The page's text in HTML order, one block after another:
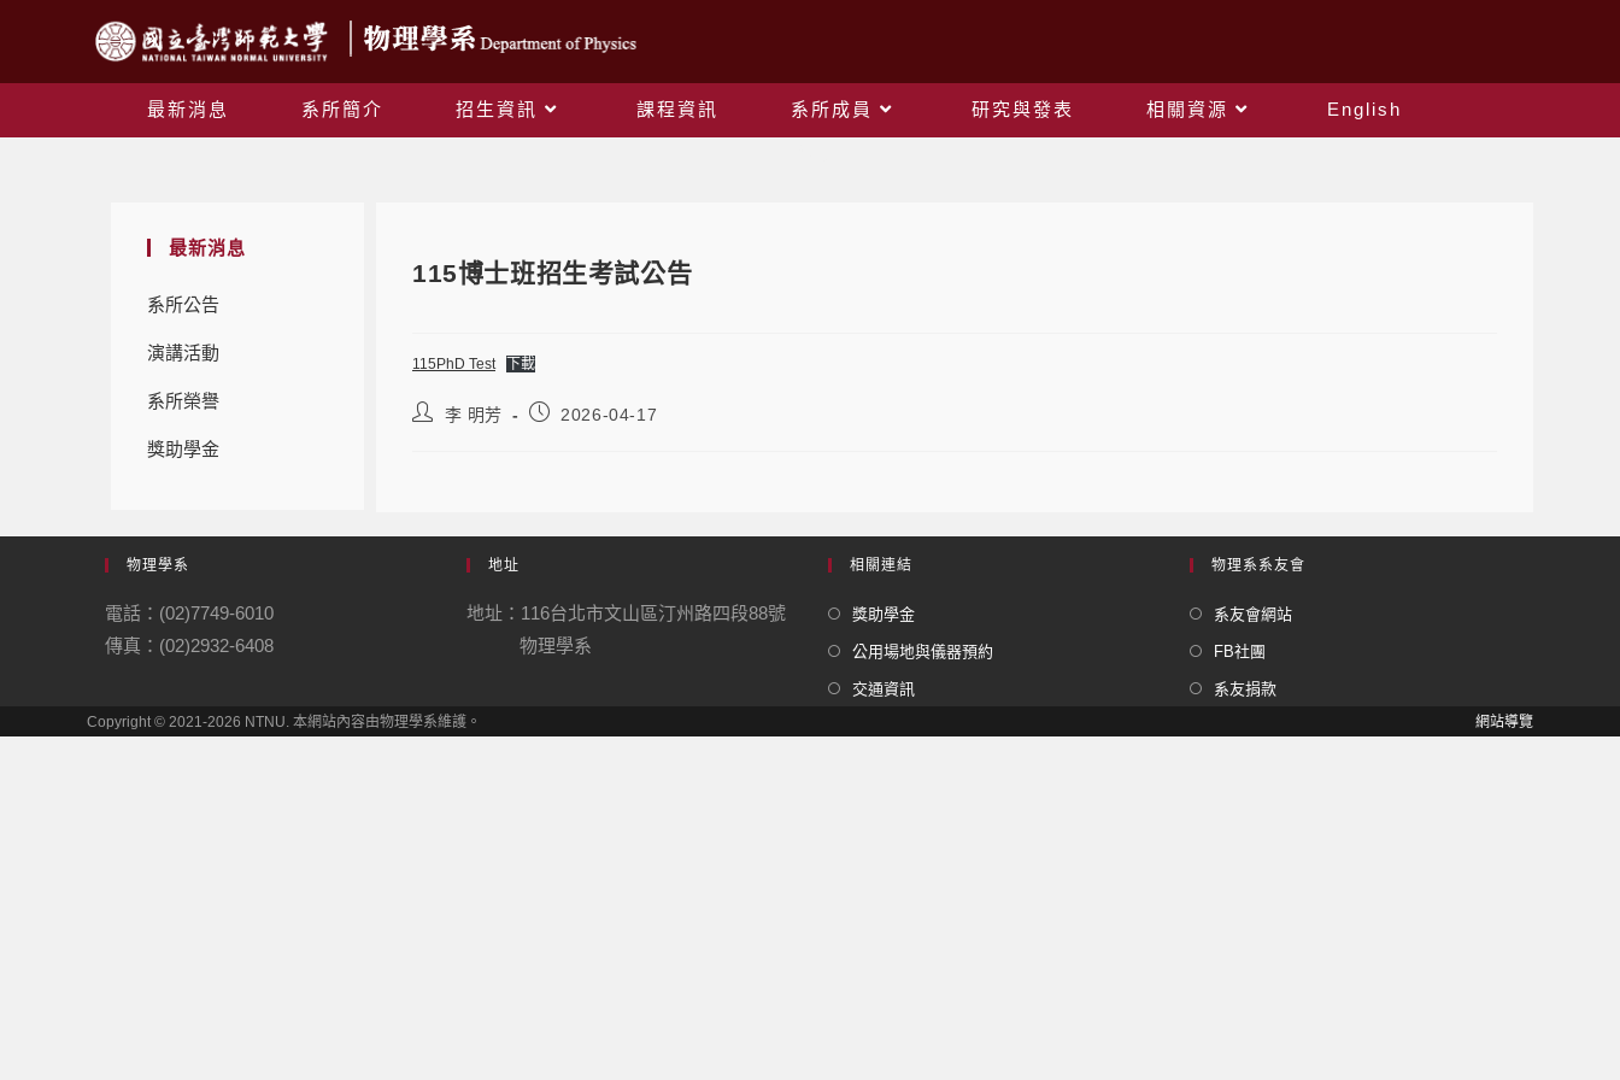
最新消息 系所簡介 招生資訊 課程資訊 系所成員 研究與發表 相關資源 English
最新消息
系所公告
演講活動
系所榮譽
獎助學金
115博士班招生考試公告
115PhD Test 下載
李 明芳 2026-04-17
物理學系
電話：(02)7749-6010
傳真：(02)2932-6408
地址
地址：116台北市文山區汀州路四段88號
物理學系
相關連結
獎助學金
公用場地與儀器預約
交通資訊
物理系系友會
系友會網站
FB社團
系友捐款
網站導覽
Copyright © 2021-2026 NTNU. 本網站內容由物理學系維護。